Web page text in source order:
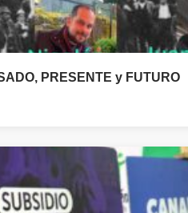
PRESENTE y FUTURO